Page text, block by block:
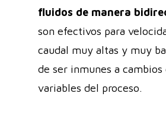
fluidos de manera
son efectivos para
caudal muy altas y muy
de ser inmunes a cambios
variables del proceso.